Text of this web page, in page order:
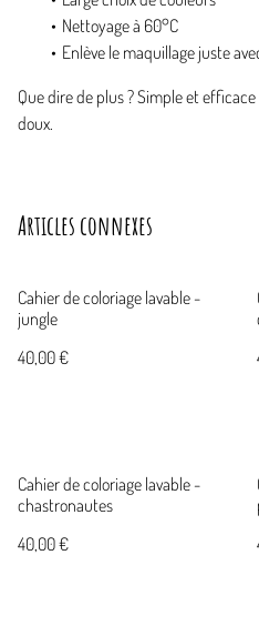
Nettoyage à 60°C
Enlève le maquillage juste
Que dire de plus ? Simple et
doux.
Articles connexes
Cahier de coloriage lavable -
jungle
40,00 €
Cahier de coloriage lavable -
chastronautes
40,00 €